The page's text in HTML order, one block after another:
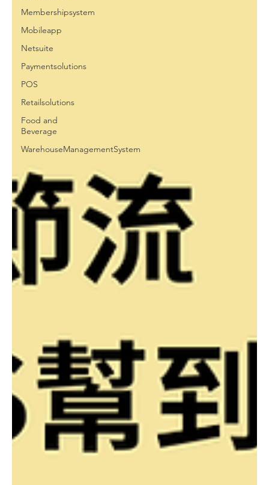
Membershipsystem
Mobileapp
Netsuite
Paymentsolutions
POS
Retailsolutions
Food and
Beverage
WarehouseManagementSystem